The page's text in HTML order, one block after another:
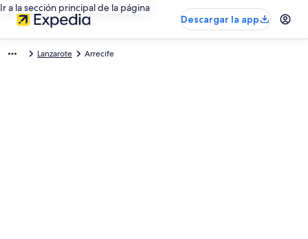
Ir a la sección principal de la página
Descargar la app
Lanzarote Arrecife